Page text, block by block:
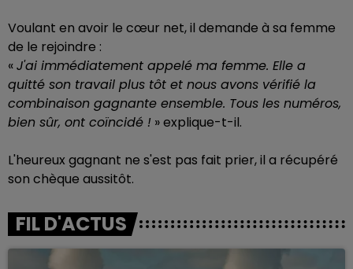
Voulant en avoir le cœur net, il demande à sa femme
de le rejoindre :
«J'ai immédiatement appelé ma femme. Elle a
quitté son travail plus tôt et nous avons vérifié la
combinaison gagnante ensemble. Tous les numéros,
bien sûr, ont coïncidé ! » explique-t-il.
L'heureux gagnant ne s'est pas fait prier, il a récupéré
son chèque aussitôt.
FIL D'ACTUS